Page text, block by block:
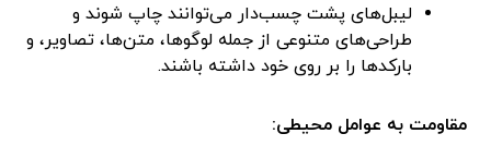
لیبل‌های پشت چسب‌دار می‌توانند چاپ شوند و
طراحی‌های متنوعی از جمله لوگوها، متن‌ها، تصاویر، و
بارکدها را بر روی خود داشته باشند.
مقاومت به عوامل محیطی: